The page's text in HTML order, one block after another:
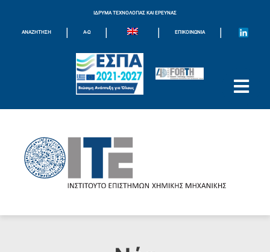
ΙΔΡΥΜΑ ΤΕΧΝΟΛΟΓΙΑΣ ΚΑΙ ΕΡΕΥΝΑΣ
ΑΝΑΖΗΤΗΣΗ | Α-Ω | | ΕΠΙΚΟΙΝΩΝΊΑ |